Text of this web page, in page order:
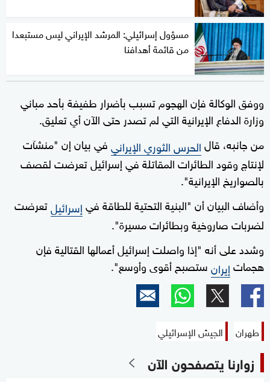
مسؤول إسرائيلي: المرشد الإيراني ليس مستبعدا
من قائمة أهدافنا
ووفق الوكالة فإن الهجوم تسبب بأضرار طفيفة بأحد مباني
وزارة الدفاع الإيرانية التي لم تصدر حتى الآن أي تعليق.
من جانبه، قالالحرس الثوري الإيرانيفي بيان إن "منشآت
لإنتاج وقود الطائرات المقاتلة في إسرائيل تعرضت لقصف
بالصواريخ الإيرانية".
وأضاف البيان أن "البنية التحتية للطاقة فيإسرائيلتعرضت
لضربات صاروخية وبطائرات مسيرة".
وشدد على أنه "إذا واصلت إسرائيل أعمالها القتالية فإن
هجماتإيرانستصبح أقوى وأوسع".
طهران الجيش الإسرائيلي
زوارنا يتصفحون الآن